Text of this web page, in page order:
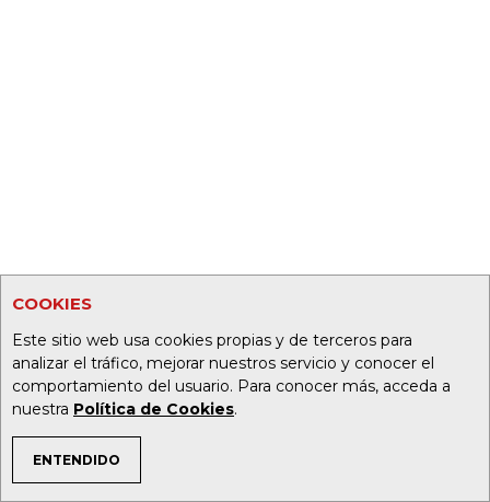
COOKIES
Este sitio web usa cookies propias y de terceros para
analizar el tráfico, mejorar nuestros servicio y conocer el
comportamiento del usuario. Para conocer más, acceda a
nuestra Política de Cookies.
ENTENDIDO
TEMAS DE INTERÉS